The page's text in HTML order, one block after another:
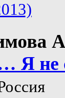
Я не